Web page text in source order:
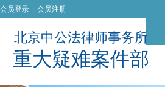
北京中公法律师事务所
重大疑难案件部
会员登录 会员注册